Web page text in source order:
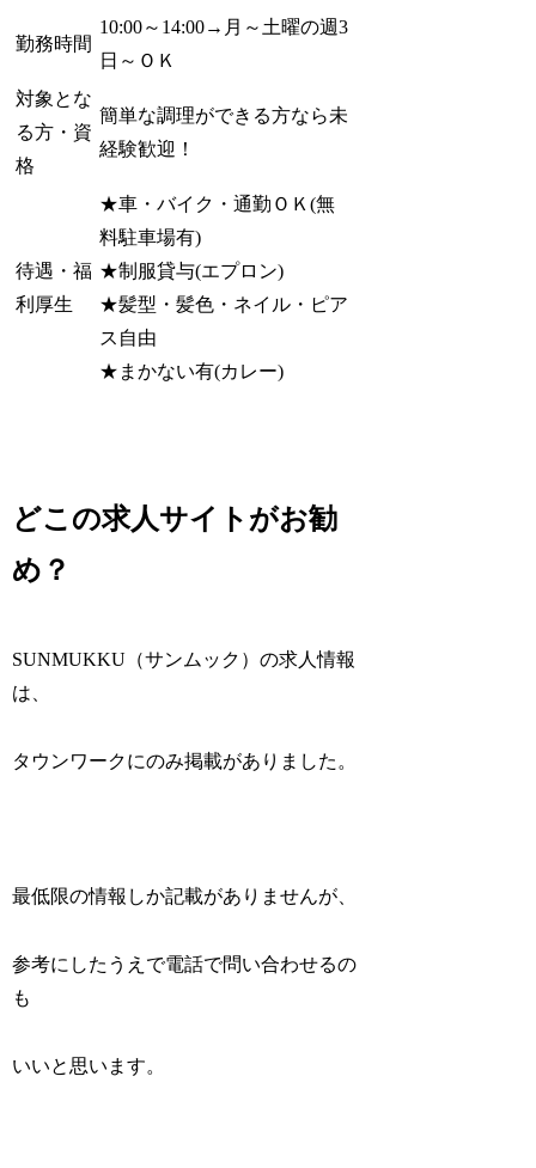
勤務時間
10:00～14:00→月～土曜の週3
日～ＯＫ
対象とな
る方・資
格
簡単な調理ができる方なら未
経験歓迎！
待遇・福
利厚生
★車・バイク・通勤ＯＫ(無
料駐車場有)
★制服貸与(エプロン)
★髪型・髪色・ネイル・ピア
ス自由
★まかない有(カレー)
どこの求人サイトがお勧
め？
SUNMUKKU（サンムック）の求人情報
は、
タウンワークにのみ掲載がありました。
最低限の情報しか記載がありませんが、
参考にしたうえで電話で問い合わせるの
も
いいと思います。